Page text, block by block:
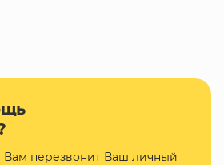
Вам перезвонит Ваш личный